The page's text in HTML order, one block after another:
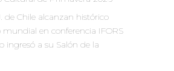
de Chile alcanzan histórico
en conferencia IFORS
ingresó a su Salón de la